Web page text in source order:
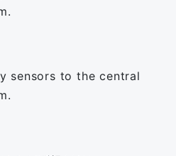
sensors to the central